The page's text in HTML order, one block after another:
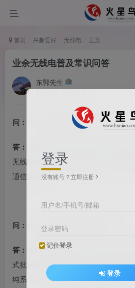
首页 兴趣爱好 无线电 正文
业余无线电普及常识问答
东郭先生
8月23日 17:07发布
问： 什么是业余无线电？
答：
“业余无线电”通常就是指无线电
无线电爱好者进行自我训练、相互通
通信业务。
问： 什么是业余无线电爱好者？
答：
业余无线电爱好者就是指经过
式批准发射业余电波的、对无线电技
纯系个人爱好而不涉及谋取利润。
登录
没有账号？立即注册
用户名/手机号/邮箱
登录密码
记住登录
登录